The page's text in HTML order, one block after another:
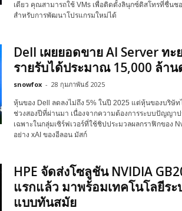
เดียว คุณสามารถใช้ VMs เพื่อติดตั้งลินุกซ์ดิสโทรที่ชื่นช
สำหรับการพัฒนาโปรแกรมใหม่ได้
Dell เผยยอดขาย AI Server ท
รายรับได้ประมาณ 15,000 ล้า
snowfox - 28 กุมภาพันธ์ 2025
หุ้นของ Dell ลดลงไม่ถึง 5% ในปี 2025 แต่หุ้นของบริษัท
ช่วงสองปีที่ผ่านมา เนื่องจากความต้องการระบบปัญญาป
เฉพาะในกลุ่มเซิร์ฟเวอร์ที่ใช้ชิปประมวลผลกราฟิกของ
อย่าง xAI ของอีลอน มัสก์
HPE จัดส่งโซลูชัน NVIDIA
แรกแล้ว มาพร้อมเทคโนโลยีร
แบบทันสมัย